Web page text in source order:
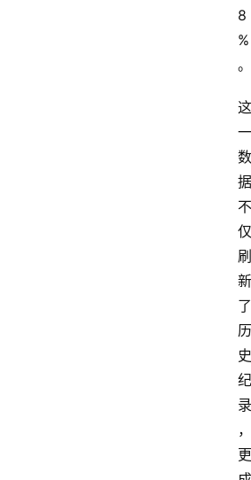
8
%
。
这
一
数
据
不
仅
刷
新
了
历
史
纪
录
，
更